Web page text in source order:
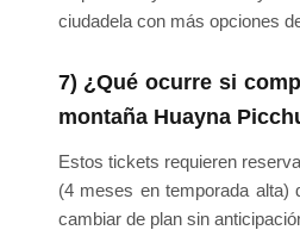
ciudadela con más opciones
7) ¿Qué ocurre si
montaña Huayna
Estos tickets requieren
(4 meses en temporada alta)
cambiar de plan sin